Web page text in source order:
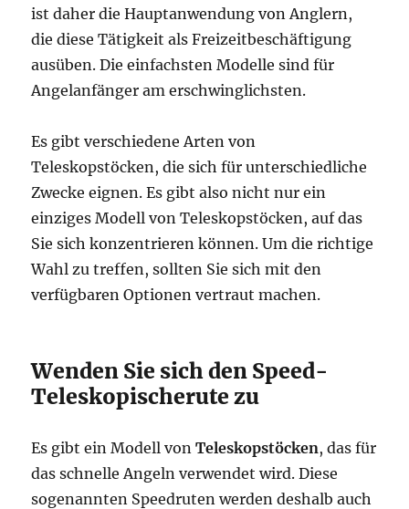
ist daher die Hauptanwendung von Anglern,
die diese Tätigkeit als Freizeitbeschäftigung
ausüben. Die einfachsten Modelle sind für
Angelanfänger am erschwinglichsten.
Es gibt verschiedene Arten von
Teleskopstöcken, die sich für unterschiedliche
Zwecke eignen. Es gibt also nicht nur ein
einziges Modell von Teleskopstöcken, auf das
Sie sich konzentrieren können. Um die richtige
Wahl zu treffen, sollten Sie sich mit den
verfügbaren Optionen vertraut machen.
Wenden Sie sich den Speed-
Teleskopischerute zu
Es gibt ein Modell vonTeleskopstöcken, das für
das schnelle Angeln verwendet wird. Diese
sogenannten Speedruten werden deshalb auch